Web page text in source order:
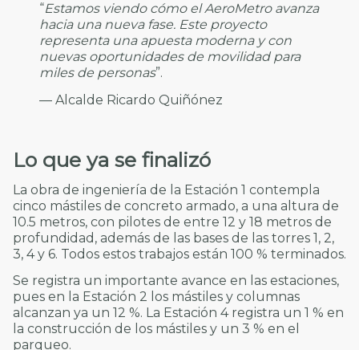
“Estamos viendo cómo el AeroMetro avanza
hacia una nueva fase. Este proyecto
representa una apuesta moderna y con
nuevas oportunidades de movilidad para
miles de personas”.
— Alcalde Ricardo Quiñónez
Lo que ya se finalizó
La obra de ingeniería de la Estación 1 contempla
cinco mástiles de concreto armado, a una altura de
10.5 metros, con pilotes de entre 12 y 18 metros de
profundidad, además de las bases de las torres 1, 2,
3, 4 y 6. Todos estos trabajos están 100 % terminados.
Se registra un importante avance en las estaciones,
pues en la Estación 2 los mástiles y columnas
alcanzan ya un 12 %. La Estación 4 registra un 1 % en
la construcción de los mástiles y un 3 % en el
parqueo.